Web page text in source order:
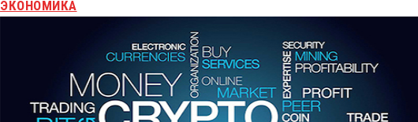
ЭКОНОМИКА